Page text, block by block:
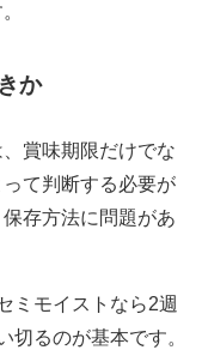
か
賞味期限だけでな
て判断する必要が
存方法に問題があ
ミモイストなら2週
切るのが基本です。